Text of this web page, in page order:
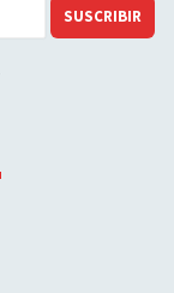
SUSCRIBIR